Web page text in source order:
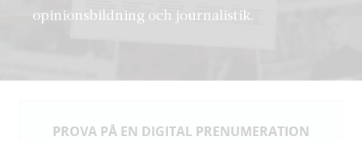
opinionsbildning och journalistik.
PROVA PÅ EN DIGITAL PRENUMERATION